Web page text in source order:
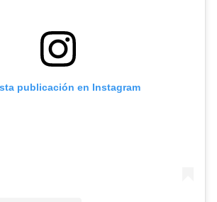
publicación en Instagram